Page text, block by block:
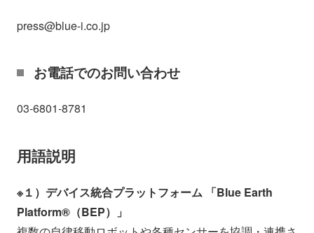
press@blue-i.co.jp
お電話でのお問い合わせ
03-6801-8781
用語説明
※１）デバイス統合プラットフォーム 「Blue Earth
Platform®（BEP）」